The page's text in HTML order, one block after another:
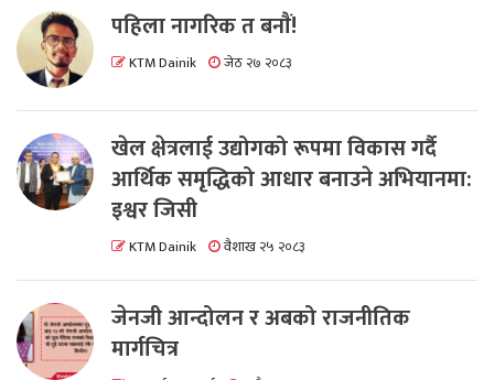
पहिला नागरिक त बनाैं!
KTM Dainik जेठ २७ २०८३
खेल क्षेत्रलाई उद्योगको रूपमा विकास गर्दै
आर्थिक समृद्धिको आधार बनाउने अभियानमा:
इश्वर जिसी
KTM Dainik वैशाख २५ २०८३
जेनजी आन्दोलन र अबको राजनीतिक
मार्गचित्र